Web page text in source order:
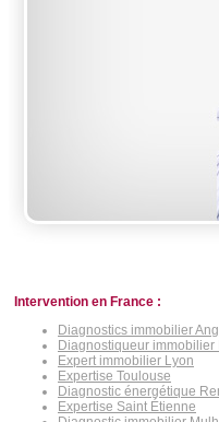
Intervention en France :
Diagnostics immobilier
Diagnostiqueur immobilier
Expert immobilier Lyon
Expertise Toulouse
Diagnostic énergétique
Expertise Saint Étienne